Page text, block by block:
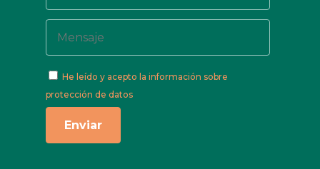
He leído y acepto la información sobre
protección de datos